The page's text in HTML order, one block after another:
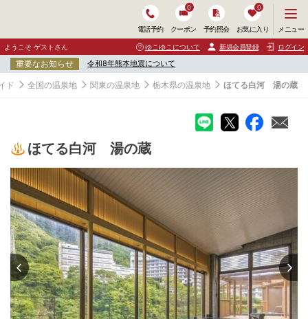
電話予約 クーポン
0
予約照会 お気に入り
0
ニ
ュ
ー
開
く
メニュー
ようこそ ゲストさん ゆこゆこについて 新規会員登録 ログイン
重要なお知らせ 令和8年熊本地震について
ド 全国の温泉地 関東の温泉地 栃木県の温泉地 ほてる白河 湯の蔵
ほてる白河 湯の蔵